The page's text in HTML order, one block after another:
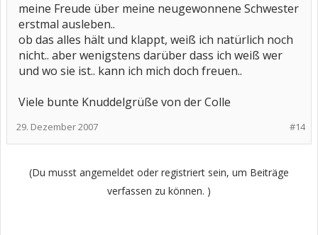
meine Freude über meine neugewonnene Schwester
erstmal ausleben..
ob das alles hält und klappt, weiß ich natürlich noch
nicht.. aber wenigstens darüber dass ich weiß wer
und wo sie ist.. kann ich mich doch freuen..
Viele bunte Knuddelgrüße von der Colle
#14
29. Dezember 2007
(Du musst angemeldet oder registriert sein, um Beiträge
verfassen zu können. )